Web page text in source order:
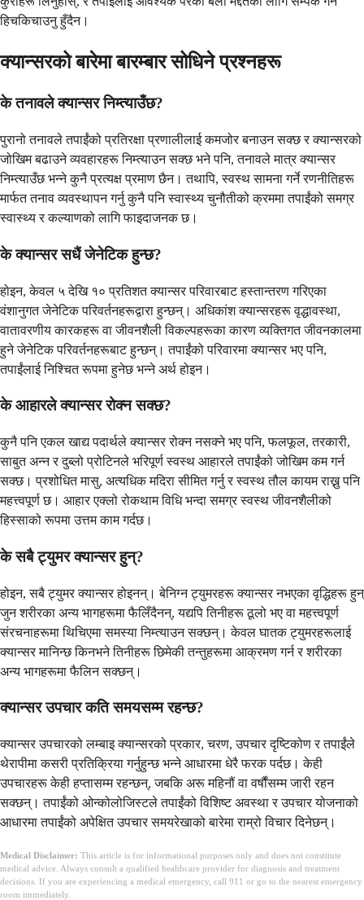
हिचकिचाउनु हुँदैन।
क्यान्सरको बारेमा बारम्बार सोधिने प्रश्नहरू
के तनावले क्यान्सर निम्त्याउँछ?
पुरानो तनावले तपाईंको प्रतिरक्षा प्रणालीलाई कमजोर बनाउन सक्छ र क्यान्सरको
जोखिम बढाउने व्यवहारहरू निम्त्याउन सक्छ भने पनि, तनावले मात्र क्यान्सर
निम्त्याउँछ भन्ने कुनै प्रत्यक्ष प्रमाण छैन। तथापि, स्वस्थ सामना गर्ने रणनीतिहरू
मार्फत तनाव व्यवस्थापन गर्नु कुनै पनि स्वास्थ्य चुनौतीको क्रममा तपाईंको समग्र
स्वास्थ्य र कल्याणको लागि फाइदाजनक छ।
के क्यान्सर सधैं जेनेटिक हुन्छ?
होइन, केवल ५ देखि १० प्रतिशत क्यान्सर परिवारबाट हस्तान्तरण गरिएका
वंशानुगत जेनेटिक परिवर्तनहरूद्वारा हुन्छन्। अधिकांश क्यान्सरहरू वृद्धावस्था,
वातावरणीय कारकहरू वा जीवनशैली विकल्पहरूका कारण व्यक्तिगत जीवनकालमा
हुने जेनेटिक परिवर्तनहरूबाट हुन्छन्। तपाईंको परिवारमा क्यान्सर भए पनि,
तपाईंलाई निश्चित रूपमा हुनेछ भन्ने अर्थ होइन।
के आहारले क्यान्सर रोक्न सक्छ?
कुनै पनि एकल खाद्य पदार्थले क्यान्सर रोक्न नसक्ने भए पनि, फलफूल, तरकारी,
साबुत अन्न र दुब्लो प्रोटिनले भरिपूर्ण स्वस्थ आहारले तपाईंको जोखिम कम गर्न
सक्छ। प्रशोधित मासु, अत्यधिक मदिरा सीमित गर्नु र स्वस्थ तौल कायम राख्नु पनि
महत्त्वपूर्ण छ। आहार एक्लो रोकथाम विधि भन्दा समग्र स्वस्थ जीवनशैलीको
हिस्साको रूपमा उत्तम काम गर्दछ।
के सबै ट्युमर क्यान्सर हुन्?
होइन, सबै ट्युमर क्यान्सर होइनन्। बेनिग्न ट्युमरहरू क्यान्सर नभएका वृद्धिहरू हुन्
जुन शरीरका अन्य भागहरूमा फैलिँदैनन्, यद्यपि तिनीहरू ठूलो भए वा महत्त्वपूर्ण
संरचनाहरूमा थिचिएमा समस्या निम्त्याउन सक्छन्। केवल घातक ट्युमरहरूलाई
क्यान्सर मानिन्छ किनभने तिनीहरू छिमेकी तन्तुहरूमा आक्रमण गर्न र शरीरका
अन्य भागहरूमा फैलिन सक्छन्।
क्यान्सर उपचार कति समयसम्म रहन्छ?
क्यान्सर उपचारको लम्बाइ क्यान्सरको प्रकार, चरण, उपचार दृष्टिकोण र तपाईंले
थेरापीमा कसरी प्रतिक्रिया गर्नुहुन्छ भन्ने आधारमा धेरै फरक पर्दछ। केही
उपचारहरू केही हप्तासम्म रहन्छन्, जबकि अरू महिनौं वा वर्षौंसम्म जारी रहन
सक्छन्। तपाईंको ओन्कोलोजिस्टले तपाईंको विशिष्ट अवस्था र उपचार योजनाको
आधारमा तपाईंको अपेक्षित उपचार समयरेखाको बारेमा राम्रो विचार दिनेछन्।
Medical Disclaimer: This article is for informational purposes only and does not constitute
medical advice. Always consult a qualified healthcare provider for diagnosis and treatment
decisions. If you are experiencing a medical emergency, call 911 or go to the nearest emergency
room immediately.